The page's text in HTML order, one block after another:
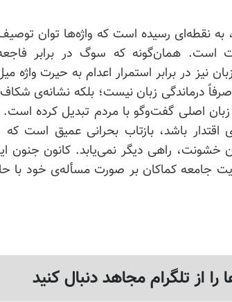
به نقطه‌‌ای رسیده است که واژه‌ها توان
است. همان‌گونه که سوگ در برابر
نیز در برابر استمرار اعدام به حیرت واژه
درماندگی زبان نیست؛ بلکه نشانه‌ی
اصلی گفت‌وگو با مردم تبدیل کرده
باشد، بازتاب بحرانی عمیق است که
راهی دیگر نمی‌یابد. کانون جنون
جامعه کماکان بر صورت مسأله‌ی خود با
را از تلگرام مجاهد دنبال کنید